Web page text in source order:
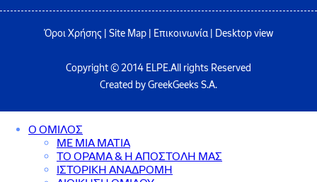
Όροι Χρήσης Site Map Επικοινωνία| Desktop view
Copyright © 2014 ELPE.All rights Reserved
Created by GreekGeeks S.A.
Ο ΟΜΙΛΟΣ
ΜΕ ΜΙΑ ΜΑΤΙΑ
ΤΟ ΟΡΑΜΑ & Η ΑΠΟΣΤΟΛΗ ΜΑΣ
ΙΣΤΟΡΙΚΗ ΑΝΑΔΡΟΜΗ